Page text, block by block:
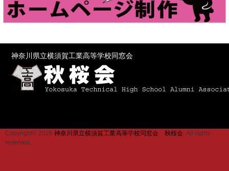
神奈川県立横須賀工業高等学校同窓会
Copyright© 2026 神奈川県立横須賀工業高等学校同窓会 秋桜会 . All rights
reserved.